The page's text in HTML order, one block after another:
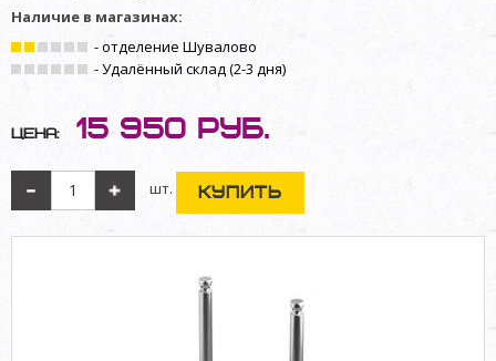
Наличие в магазинах:
- отделение Шувалово
- Удалённый склад (2-3 дня)
Цена: 15 950 руб.
шт.